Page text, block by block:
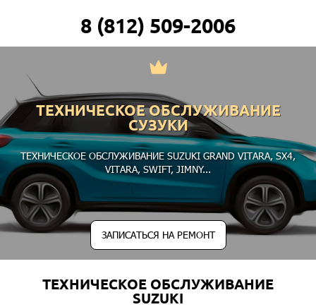
8 (812) 509-2006
ТЕХНИЧЕСКОЕ ОБСЛУЖИВАНИЕ
СУЗУКИ
ТЕХНИЧЕСКОЕ ОБСЛУЖИВАНИЕ SUZUKIGRAND VITARA, SX4,
VITARA, SWIFT, JIMNY...
ЗАПИСАТЬСЯ НА РЕМОНТ
ТЕХНИЧЕСКОЕ ОБСЛУЖИВАНИЕ
SUZUKI